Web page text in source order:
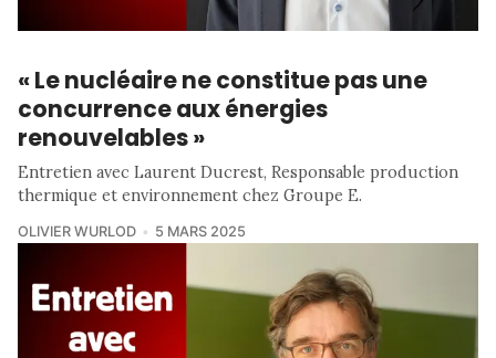
« Le nucléaire ne constitue pas une
concurrence aux énergies
renouvelables »
Entretien avec Laurent Ducrest, Responsable production
thermique et environnement chez Groupe E.
OLIVIER WURLOD 5 MARS 2025